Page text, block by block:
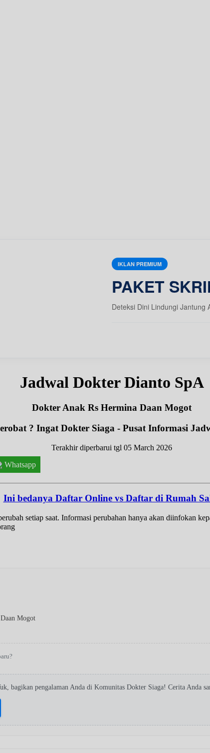
IKLAN PREMIUM
PAKET
Deteksi Dini Lindungi Jantung
Jadwal Dokter Dianto SpA
Dokter Anak Rs Hermina Daan Mogot
? Ingat Dokter Siaga - Pusat Informasi
Terakhir diperbarui tgl 05 March 2026
Whatsapp
Ini bedanya Daftar Online vs Daftar di Rumah
setiap saat. Informasi perubahan hanya akan diinfokan
Mogot
bagikan pengalaman Anda di Komunitas Dokter Siaga! Cerita Anda